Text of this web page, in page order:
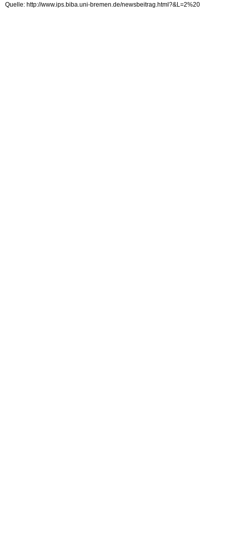
Quelle: http://www.ips.biba.uni-bremen.de/newsbeitrag.html?&L=2%20